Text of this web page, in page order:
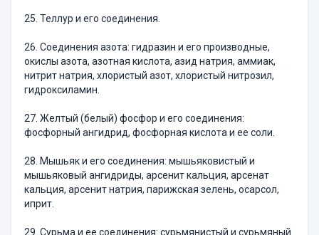
25. Теллур и его соединения.
26. Соединения азота: гидразин и его производные,
окислы азота, азотная кислота, азид натрия, аммиак,
нитрит натрия, хлористый азот, хлористый нитрозил,
гидроксиламин.
27. Желтый (белый) фосфор и его соединения:
фосфорный ангидрид, фосфорная кислота и ее соли.
28. Мышьяк и его соединения: мышьяковистый и
мышьяковый ангидриды, арсенит кальция, арсенат
кальция, арсенит натрия, парижская зелень, осарсол,
иприт.
29. Сурьма и ее соединения: сурьмянистый и сурьмяный